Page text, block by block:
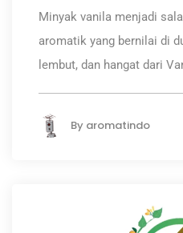
Minyak vanila menjadi
aromatik yang bernilai di
lembut, dan hangat dari
By aromatindo